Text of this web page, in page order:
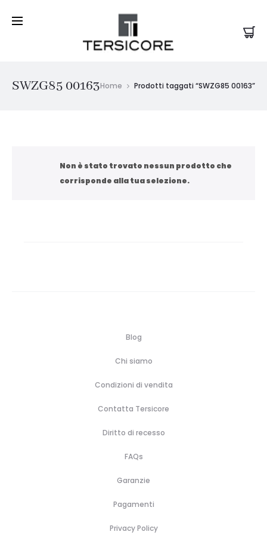
SWZG85 00163Home Prodotti taggati “SWZG85 00163”
Non è stato trovato nessun prodotto che
corrisponde alla tua selezione.
Blog
Chi siamo
Condizioni di vendita
Contatta Tersicore
Diritto di recesso
FAQs
Garanzie
Pagamenti
Privacy Policy